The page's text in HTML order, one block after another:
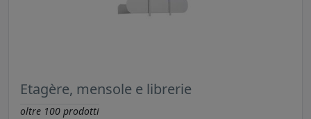
Etagère, mensole e librerie
oltre 100 prodotti